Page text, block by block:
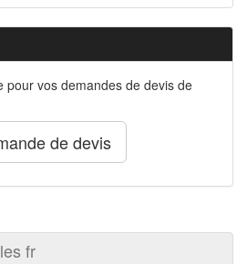
pour vos demandes de devis de
de devis
fr